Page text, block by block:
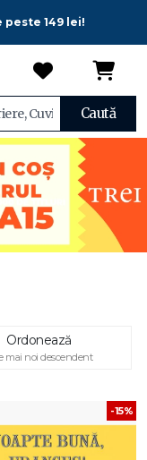
149 lei!
Caută
Ordonează
mai noi descendent
-15%